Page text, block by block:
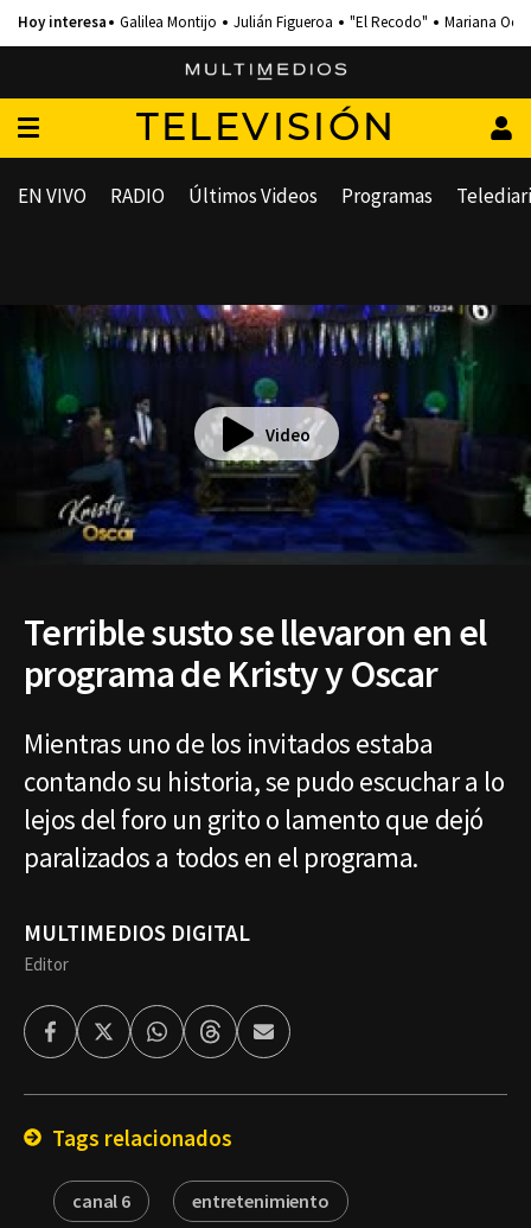
Galilea Montijo Julián Figueroa "El Recodo" Mariana
TELEVISIÓN
EN VIVO RADIO Últimos Videos Programas
Video
Terrible susto se llevaron en el
programa de Kristy y Oscar
Mientras uno de los invitados estaba
contando su historia, se pudo escuchar a lo
lejos del foro un grito o lamento que dejó
paralizados a todos en el programa.
MULTIMEDIOS DIGITAL
Editor
FacebookTwitterWhatsappThreadsEnviar
por
Tags relacionados
canal 6 entretenimiento